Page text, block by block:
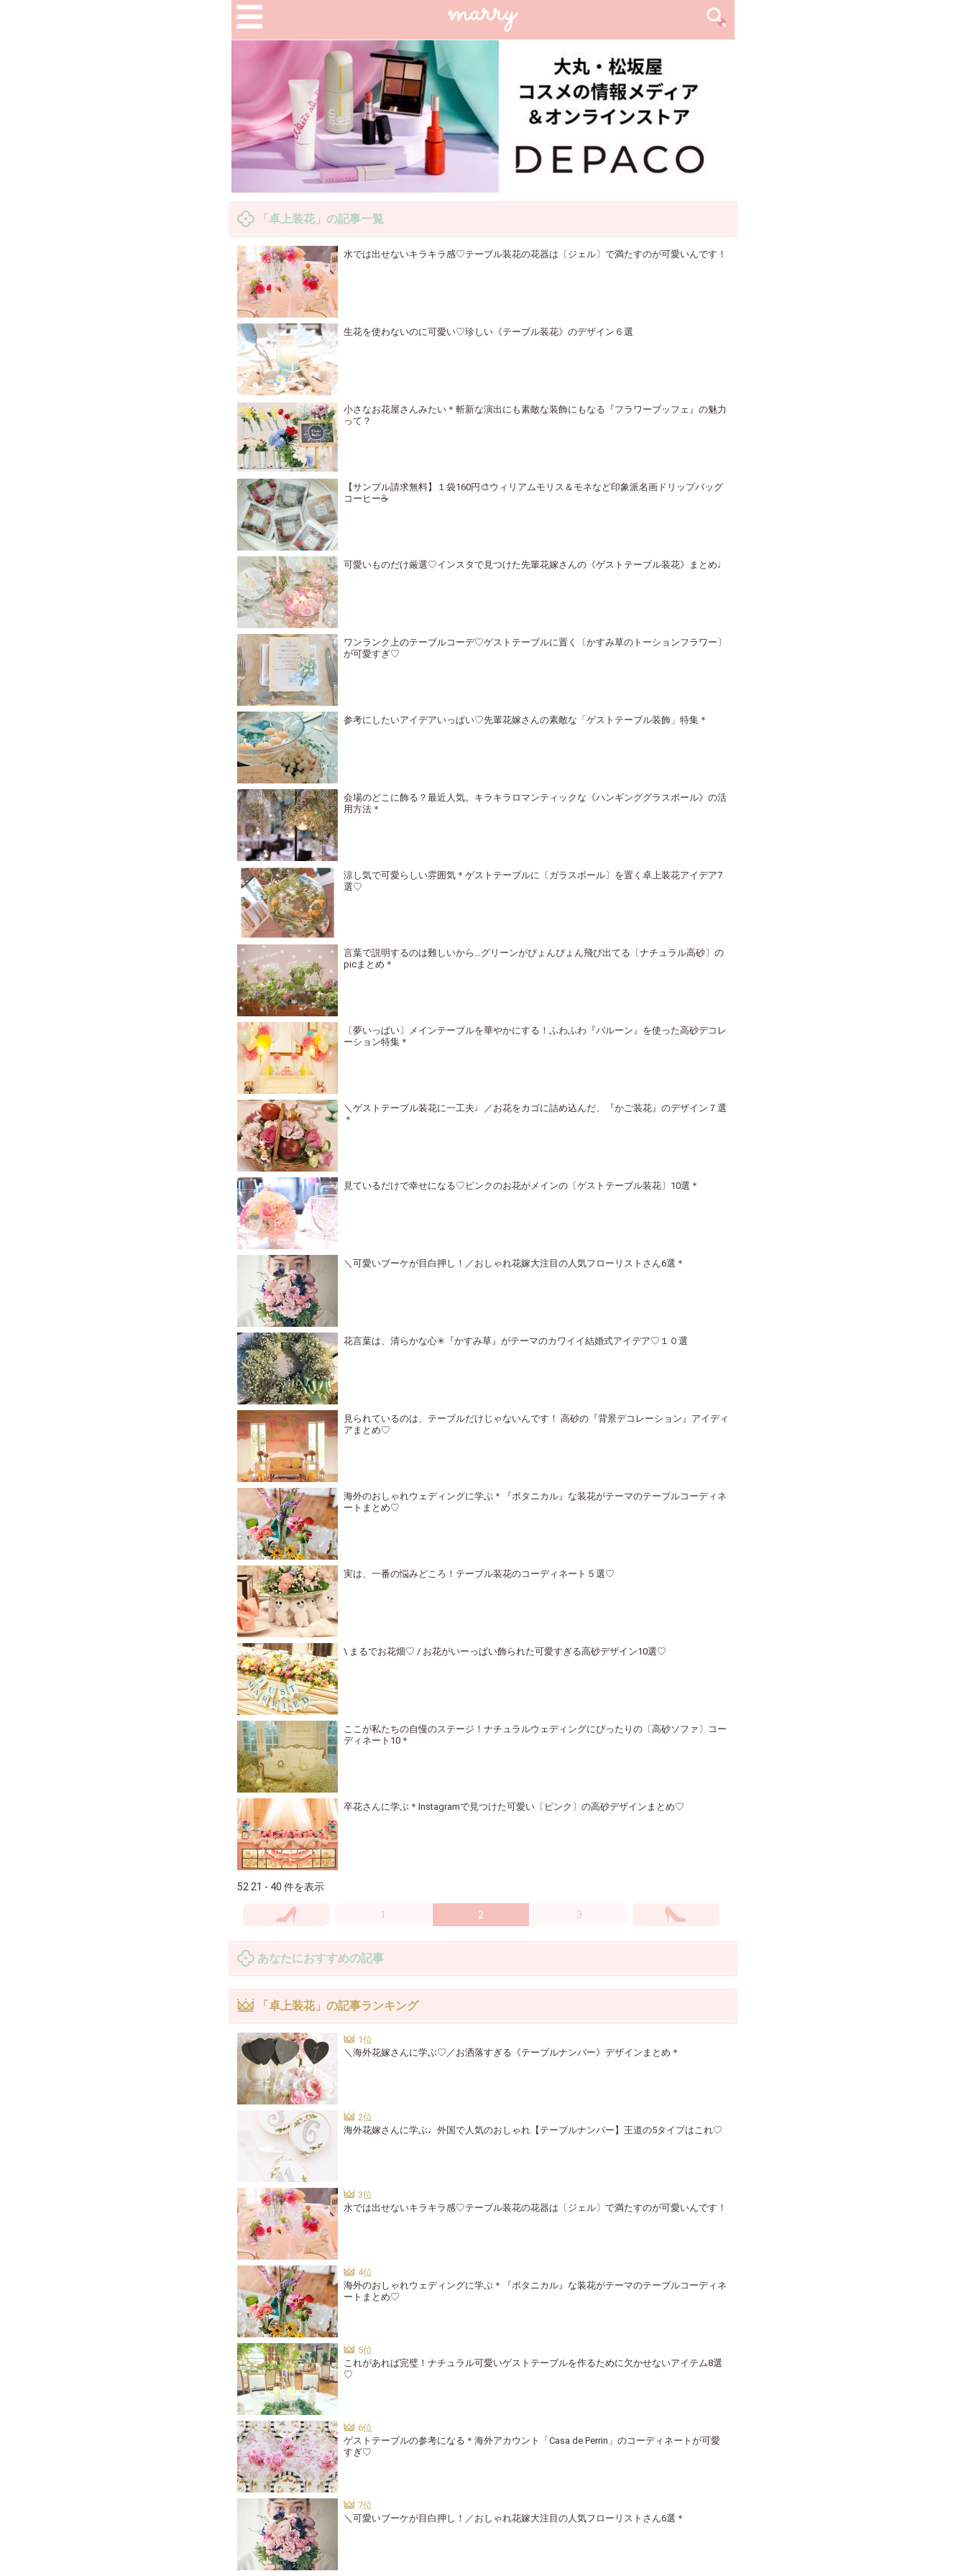
「卓上装花」の記事一覧
水では出せないキラキラ感♡テーブル装花の花器は〔ジェル〕で満たすのが可愛いんです！
生花を使わないのに可愛い♡珍しい《テーブル装花》のデザイン６選
小さなお花屋さんみたい＊斬新な演出にも素敵な装飾にもなる『フラワーブッフェ』の魅力
って？
【サンプル請求無料】１袋160円🎨ウィリアムモリス＆モネなど印象派名画ドリップバッグ
コーヒー☕️
可愛いものだけ厳選♡インスタで見つけた先輩花嫁さんの《ゲストテーブル装花》まとめ♩
ワンランク上のテーブルコーデ♡ゲストテーブルに置く〔かすみ草のトーションフラワー〕
が可愛すぎ♡
参考にしたいアイデアいっぱい♡先輩花嫁さんの素敵な「ゲストテーブル装飾」特集＊
会場のどこに飾る？最近人気。キラキラロマンティックな《ハンギンググラスボール》の活
用方法＊
涼し気で可愛らしい雰囲気＊ゲストテーブルに〔ガラスボール〕を置く卓上装花アイデア7
選♡
言葉で説明するのは難しいから…グリーンがぴょんぴょん飛び出てる〔ナチュラル高砂〕の
picまとめ＊
〔夢いっぱい〕メインテーブルを華やかにする！ふわふわ『バルーン』を使った高砂デコレ
ーション特集＊
＼ゲストテーブル装花に一工夫♩／お花をカゴに詰め込んだ、『かご装花』のデザイン７選
＊
見ているだけで幸せになる♡ピンクのお花がメインの〔ゲストテーブル装花〕10選＊
＼可愛いブーケが目白押し！／おしゃれ花嫁大注目の人気フローリストさん6選＊
花言葉は、清らかな心✳︎『かすみ草』がテーマのカワイイ結婚式アイデア♡１０選
見られているのは、テーブルだけじゃないんです！ 高砂の『背景デコレーション』アイディ
アまとめ♡
海外のおしゃれウェディングに学ぶ＊『ボタニカル』な装花がテーマのテーブルコーディネ
ートまとめ♡
実は、一番の悩みどころ！テーブル装花のコーディネート５選♡
\ まるでお花畑♡ / お花がいーっぱい飾られた可愛すぎる高砂デザイン10選♡
ここが私たちの自慢のステージ！ナチュラルウェディングにぴったりの〔高砂ソファ〕コー
ディネート10＊
卒花さんに学ぶ＊Instagramで見つけた可愛い〔ピンク〕の高砂デザインまとめ♡
52 21 - 40 件を表示
1 2 3
あなたにおすすめの記事
「卓上装花」の記事ランキング
＼海外花嫁さんに学ぶ♡／お洒落すぎる《テーブルナンバー》デザインまとめ＊
海外花嫁さんに学ぶ♩外国で人気のおしゃれ【テーブルナンバー】王道の5タイプはこれ♡
水では出せないキラキラ感♡テーブル装花の花器は〔ジェル〕で満たすのが可愛いんです！
海外のおしゃれウェディングに学ぶ＊『ボタニカル』な装花がテーマのテーブルコーディネ
ートまとめ♡
これがあれば完璧！ナチュラル可愛いゲストテーブルを作るために欠かせないアイテム8選
♡
ゲストテーブルの参考になる＊海外アカウント「Casa de Perrin」のコーディネートが可愛
すぎ♡
＼可愛いブーケが目白押し！／おしゃれ花嫁大注目の人気フローリストさん6選＊